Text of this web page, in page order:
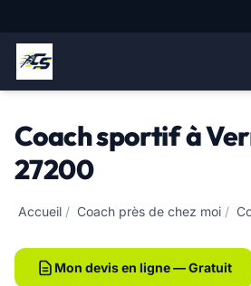
Coach sportif à
27200
Accueil / Coach près de chez moi /
Mon devis en ligne — Gratuit